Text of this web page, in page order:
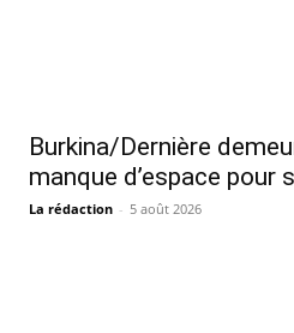
Burkina/Dernière
manque d’espace pour
La rédaction - 5 août 2026